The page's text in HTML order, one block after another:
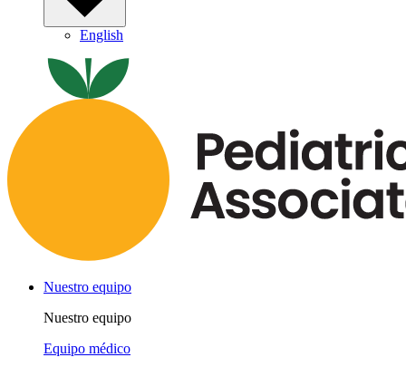
English
Nuestro equipo
Nuestro equipo
Equipo médico